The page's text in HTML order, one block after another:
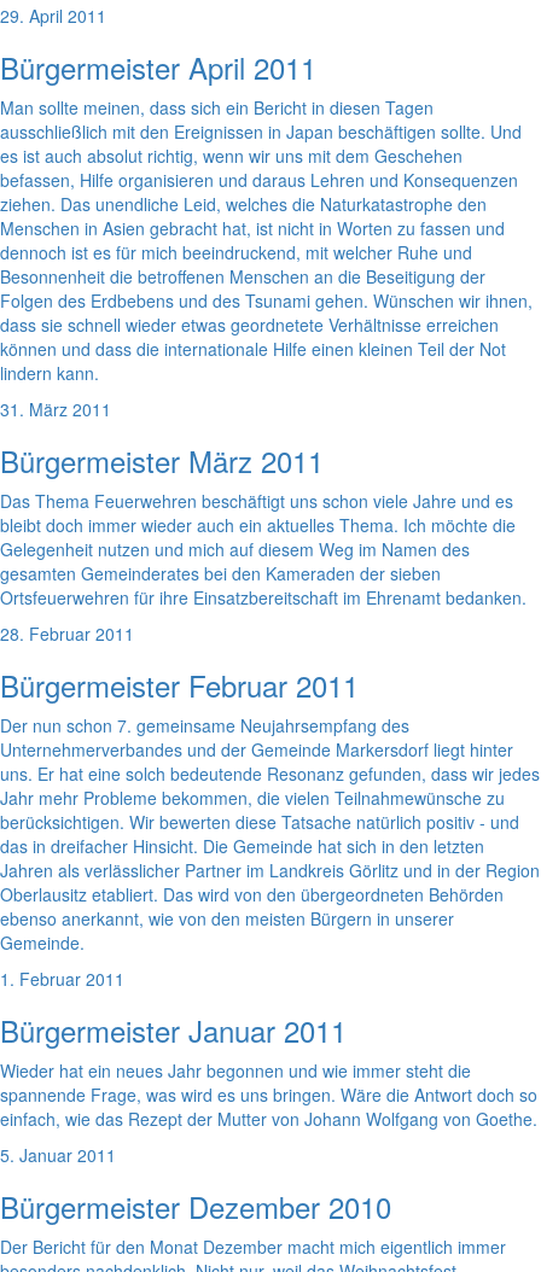
29. April 2011
Bürgermeister April 2011
Man sollte meinen, dass sich ein Bericht in diesen Tagen
ausschließlich mit den Ereignissen in Japan beschäftigen sollte. Und
es ist auch absolut richtig, wenn wir uns mit dem Geschehen
befassen, Hilfe organisieren und daraus Lehren und Konsequenzen
ziehen. Das unendliche Leid, welches die Naturkatastrophe den
Menschen in Asien gebracht hat, ist nicht in Worten zu fassen und
dennoch ist es für mich beeindruckend, mit welcher Ruhe und
Besonnenheit die betroffenen Menschen an die Beseitigung der
Folgen des Erdbebens und des Tsunami gehen. Wünschen wir ihnen,
dass sie schnell wieder etwas geordnetete Verhältnisse erreichen
können und dass die internationale Hilfe einen kleinen Teil der Not
lindern kann.
31. März 2011
Bürgermeister März 2011
Das Thema Feuerwehren beschäftigt uns schon viele Jahre und es
bleibt doch immer wieder auch ein aktuelles Thema. Ich möchte die
Gelegenheit nutzen und mich auf diesem Weg im Namen des
gesamten Gemeinderates bei den Kameraden der sieben
Ortsfeuerwehren für ihre Einsatzbereitschaft im Ehrenamt bedanken.
28. Februar 2011
Bürgermeister Februar 2011
Der nun schon 7. gemeinsame Neujahrsempfang des
Unternehmerverbandes und der Gemeinde Markersdorf liegt hinter
uns. Er hat eine solch bedeutende Resonanz gefunden, dass wir jedes
Jahr mehr Probleme bekommen, die vielen Teilnahmewünsche zu
berücksichtigen. Wir bewerten diese Tatsache natürlich positiv - und
das in dreifacher Hinsicht. Die Gemeinde hat sich in den letzten
Jahren als verlässlicher Partner im Landkreis Görlitz und in der Region
Oberlausitz etabliert. Das wird von den übergeordneten Behörden
ebenso anerkannt, wie von den meisten Bürgern in unserer
Gemeinde.
1. Februar 2011
Bürgermeister Januar 2011
Wieder hat ein neues Jahr begonnen und wie immer steht die
spannende Frage, was wird es uns bringen. Wäre die Antwort doch so
einfach, wie das Rezept der Mutter von Johann Wolfgang von Goethe.
5. Januar 2011
Bürgermeister Dezember 2010
Der Bericht für den Monat Dezember macht mich eigentlich immer